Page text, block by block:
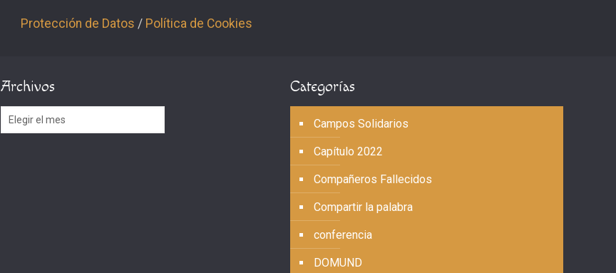
Protección de Datos / Política de Cookies
Archivos
Archivos
Categorías
Campos Solidarios
Capítulo 2022
Compañeros Fallecidos
Compartir la palabra
conferencia
DOMUND